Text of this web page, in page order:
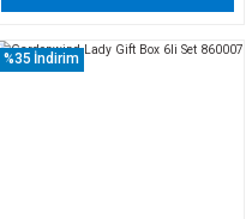
%35 İndirim